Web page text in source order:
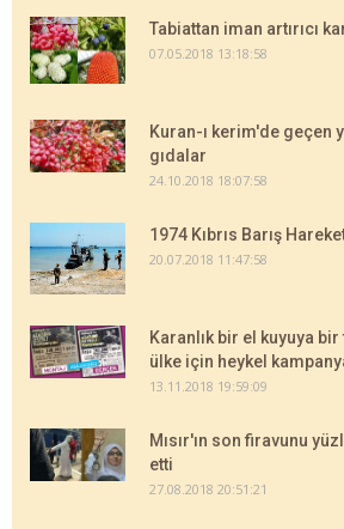
Tabiattan iman artırıcı
07.05.2018 13:18:58
Kuran-ı kerim'de geçen
gıdalar
24.10.2018 18:07:58
1974 Kıbrıs Barış
20.07.2018 11:47:58
Karanlık bir el kuyuya bir
ülke için heykel
13.11.2018 19:59:09
Mısır'ın son firavunu
etti
27.08.2018 20:51:21